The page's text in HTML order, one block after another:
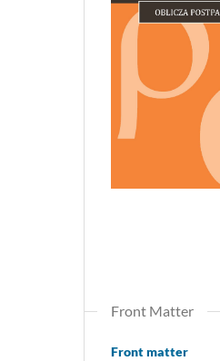
Front Matter
Front matter